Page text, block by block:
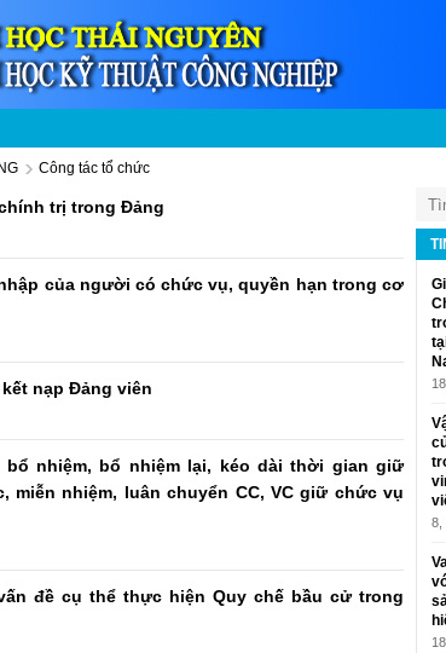
Công tác tổ chức
trị trong Đảng
của người có chức vụ, quyền hạn trong cơ
nạp Đảng viên
bổ nhiệm, bổ nhiệm lại, kéo dài thời gian giữ
nhiệm, luân chuyển CC, VC giữ chức vụ
đề cụ thể thực hiện Quy chế bầu cử trong
8,